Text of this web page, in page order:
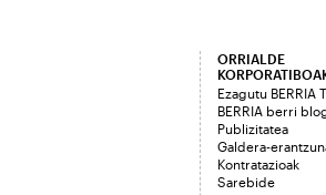
ORRIALDE
Ezagutu BERRIA
BERRIA berri
Publizitatea
Galdera-
Kontratazioak
Sarebide